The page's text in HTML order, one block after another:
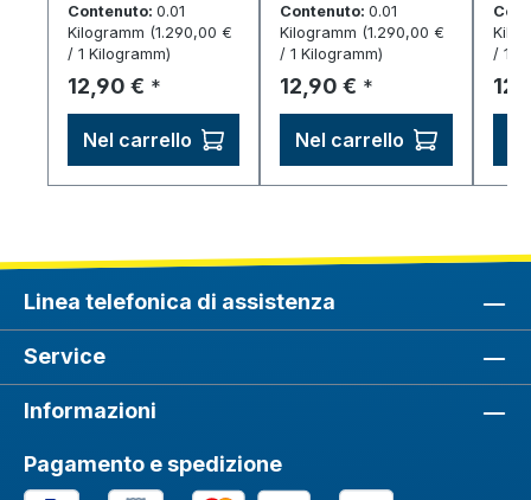
altamente
produttivo, facile da
dosare.
Contenuto: 0.01
Kilogramm (1.290,00 €
/ 1 Kilogramm)
Prezzo normale:
12,90 € *
Nel carrello
altamente
produttivo, facile da
dosare.
Contenuto:0.01
Kilogramm (1.290,00 €
/ 1 Kilogramm)
Prezzo normale:
12,90 € *
Nel carrello
/ 1
Linea telefonica di assistenza
Service
Informazioni
Pagamento e spedizione